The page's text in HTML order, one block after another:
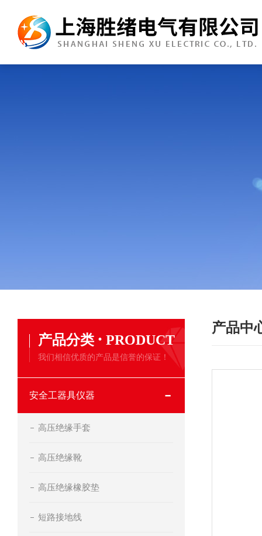
产品分类 · PRODUCT
我们相信优质的产品是信誉的保证！
安全工器具仪器
高压绝缘手套
高压绝缘靴
高压绝缘橡胶垫
短路接地线
产品中